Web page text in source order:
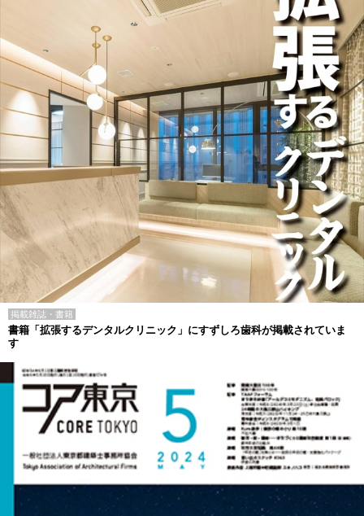
掲載雑誌・書籍
書籍「拡張するデンタルクリニック」にすずしろ歯科が掲載されていま
す